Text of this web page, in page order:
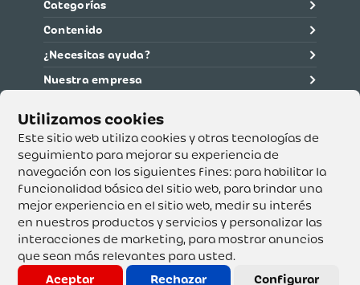
Este sitio web utiliza cookies y otras tecnologías de
seguimiento para mejorar su experiencia de
navegación con los siguientes fines: para habilitar la
funcionalidad básica del sitio web, para brindar una
mejor experiencia en el sitio web, medir su interés
en nuestros productos y servicios y personalizar las
interacciones de marketing, para mostrar anuncios
que sean más relevantes para usted.
Aceptar
Rechazar Configurar
Categorías
Contenido
¿Necesitas ayuda?
Nuestra empresa
Supertiendas y Drogería Olímpica S.A. - Nit 890.107.487 -
Dirección de notificación: Calle 53 No. 46-192 local 3-01
Teléfono: 3232540999 - Correo:
servicioalcliente@olimpica.com.co
Copyright o Actualización 2023 OLÍMPICA S.A. Derechos
Reservados.